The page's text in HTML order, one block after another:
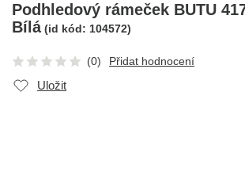
Podhledový rámeček BUTU
Bílá (id kód: 104572)
(0) Přidat hodnocení
Uložit